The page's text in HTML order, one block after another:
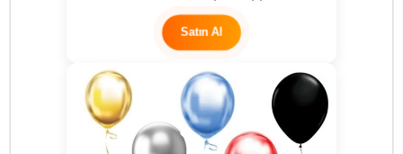
Satın Al